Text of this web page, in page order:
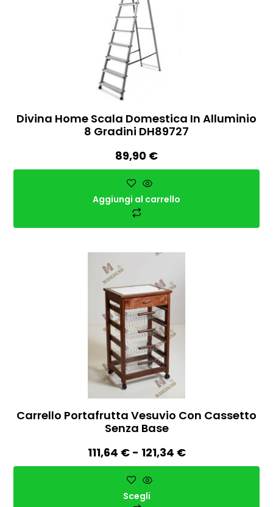
Divina Home Scala Domestica In Alluminio
8 Gradini DH89727
89,90 €
Aggiungi al carrello
Carrello Portafrutta Vesuvio Con Cassetto
Senza Base
111,64 € - 121,34 €
Scegli